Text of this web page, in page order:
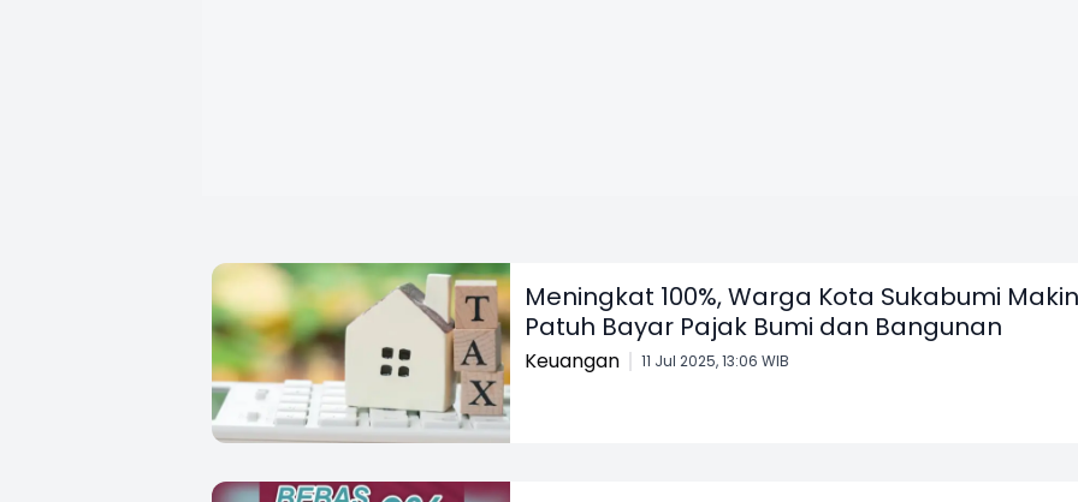
Meningkat 100%, Warga Kota Sukabumi Makin
Patuh Bayar Pajak Bumi dan Bangunan
Keuangan 11 Jul 2025, 13:06 WIB